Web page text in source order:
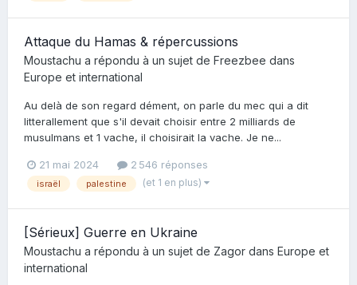
Attaque du Hamas & répercussions
Moustachu a répondu à un sujet de Freezbee dans
Europe et international
Au delà de son regard dément, on parle du mec qui a dit
litterallement que s'il devait choisir entre 2 milliards de
musulmans et 1 vache, il choisirait la vache. Je ne...
21 mai 2024 2 546 réponses
israël palestine (et 1 en plus)
[Sérieux] Guerre en Ukraine
Moustachu a répondu à un sujet de Zagor dans Europe et
international